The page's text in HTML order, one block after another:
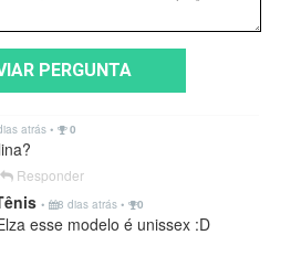
PERGUNTA
atrás • 0
Responder
• 8 dias atrás • 0
esse modelo é unissex :D